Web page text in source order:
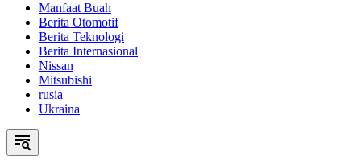
Manfaat Buah
Berita Otomotif
Berita Teknologi
Berita Internasional
Nissan
Mitsubishi
rusia
Ukraina